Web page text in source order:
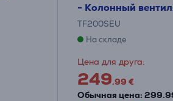
- Колонный
TF200SEU
На складе
Цена для друга:
249.99 €
Обычная цена: